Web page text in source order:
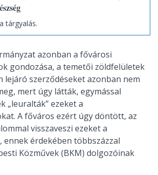
tárgyalás.
azonban a fővárosi
gondozása, a temetői zöldfelületek
lejáró szerződéseket azonban nem
mert úgy látták, egymással
„leuralták” ezeket a
A főváros ezért úgy döntött, az
visszaveszi ezeket a
érdekében többszázzal
Közművek (BKM) dolgozóinak